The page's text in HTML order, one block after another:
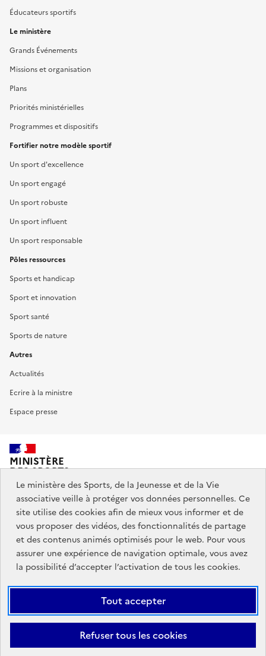
Éducateurs sportifs
Le ministère
Grands Événements
Missions et organisation
Plans
Priorités ministérielles
Programmes et dispositifs
Fortifier notre modèle sportif
Un sport d'excellence
Un sport engagé
Un sport robuste
Un sport influent
Un sport responsable
Pôles ressources
Sports et handicap
Sport et innovation
Sport santé
Sports de nature
Autres
Actualités
Ecrire à la ministre
Espace presse
MINISTÈRE
DES SPORTS,
DE LA JEUNESSE
ET DE LA VIE ASSOCIATIVE
Découvrez également jeunes.gouv.fr et education.gouv.fr.
Liens
institutionnels
info.gouv.fr
service-public.gouv.fr
légifrance.gouv.fr
data.gouv.fr
Liens
légaux
Plan du site Mentions Légales
Accessibilité : partiellement
Le ministère des Sports, de la Jeunesse et de la Vie
associative veille à protéger vos données personnelles. Ce
site utilise des cookies afin de mieux vous informer et de
vous proposer des vidéos, des fonctionnalités de partage
et des contenus animés optimisés pour le web. Pour vous
assurer une expérience de navigation optimale, vous avez
la possibilité d’accepter l’activation de tous les cookies.
Tout accepter
Refuser tous les cookies